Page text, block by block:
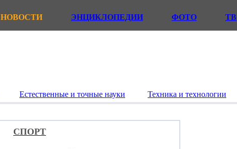
НОВОСТИ ЭНЦИКЛОПЕДИИ ФОТО ТВ
Естественные и точные науки Техника и технологии
СПОРТ